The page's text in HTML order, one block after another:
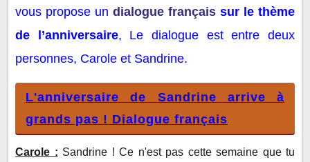
personnes, Carole et Sandrine.
L'anniversaire de Sandrine arrive à grands pas !
vous propose un dialogue français sur le thème
de l’anniversaire, Le dialogue est entre deux
personnes, Carole et Sandrine.
L'anniversaire de Sandrine arrive à
grands pas ! Dialogue français
Carole : Sandrine ! Ce n'est pas cette semaine que tu